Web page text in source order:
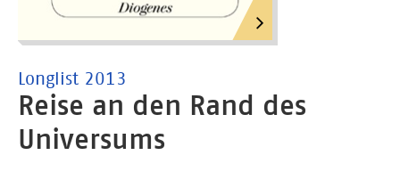
Longlist 2013
Reise an den Rand des
Universums